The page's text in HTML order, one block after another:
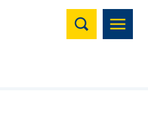
Suchen